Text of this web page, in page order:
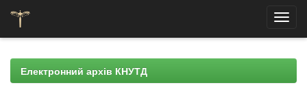
navigationЕлектронний архів КНУТД